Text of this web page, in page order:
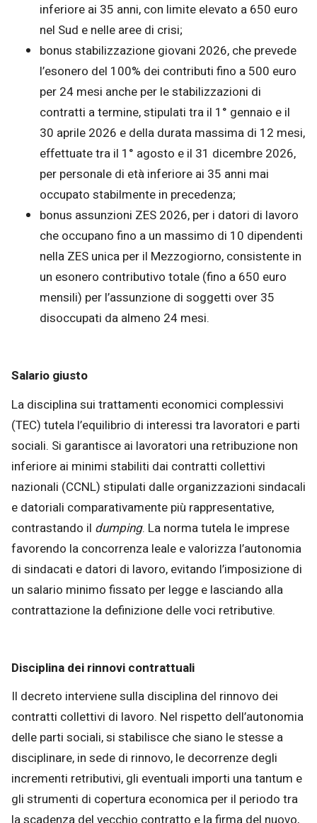
inferiore ai 35 anni, con limite elevato a 650 euro
nel Sud e nelle aree di crisi;
bonus stabilizzazione giovani 2026, che prevede
l’esonero del 100% dei contributi fino a 500 euro
per 24 mesi anche per le stabilizzazioni di
contratti a termine, stipulati tra il 1° gennaio e il
30 aprile 2026 e della durata massima di 12 mesi,
effettuate tra il 1° agosto e il 31 dicembre 2026,
per personale di età inferiore ai 35 anni mai
occupato stabilmente in precedenza;
bonus assunzioni ZES 2026, per i datori di lavoro
che occupano fino a un massimo di 10 dipendenti
nella ZES unica per il Mezzogiorno, consistente in
un esonero contributivo totale (fino a 650 euro
mensili) per l’assunzione di soggetti over 35
disoccupati da almeno 24 mesi.
Salario giusto
La disciplina sui trattamenti economici complessivi
(TEC) tutela l’equilibrio di interessi tra lavoratori e parti
sociali. Si garantisce ai lavoratori una retribuzione non
inferiore ai minimi stabiliti dai contratti collettivi
nazionali (CCNL) stipulati dalle organizzazioni sindacali
e datoriali comparativamente più rappresentative,
contrastando il dumping. La norma tutela le imprese
favorendo la concorrenza leale e valorizza l’autonomia
di sindacati e datori di lavoro, evitando l’imposizione di
un salario minimo fissato per legge e lasciando alla
contrattazione la definizione delle voci retributive.
Disciplina dei rinnovi contrattuali
Il decreto interviene sulla disciplina del rinnovo dei
contratti collettivi di lavoro. Nel rispetto dell’autonomia
delle parti sociali, si stabilisce che siano le stesse a
disciplinare, in sede di rinnovo, le decorrenze degli
incrementi retributivi, gli eventuali importi una tantum e
gli strumenti di copertura economica per il periodo tra